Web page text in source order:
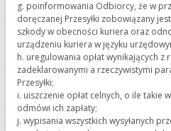
g. poinformowania Odbiorcy, że w
doręczanej Przesyłki zobowiązany
szkody w obecności kuriera oraz
urządzeniu kuriera w języku
h. uregulowania opłat wynikających
zadeklarowanymi a rzeczywistymi
Przesyłki;
i. uiszczenie opłat celnych, o ile takie
odmówi ich zapłaty;
j. wypisania wszystkich wysyłanych